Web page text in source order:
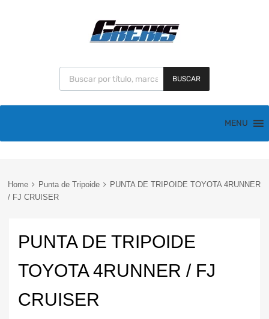
BUSCAR
MENU
Home Punta de Tripoide
PUNTA DE TRIPOIDE TOYOTA 4RUNNER
/ FJ CRUISER
PUNTA DE TRIPOIDE
TOYOTA 4RUNNER / FJ
CRUISER